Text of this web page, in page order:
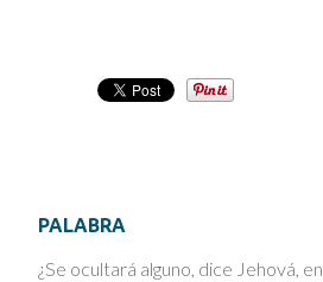
PALABRA
¿Se ocultará alguno, dice Jehová, en